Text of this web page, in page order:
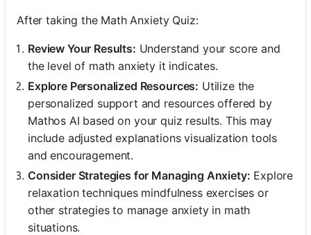
After taking the Math Anxiety Quiz:
Review Your Results: Understand your score and
the level of math anxiety it indicates.
Explore Personalized Resources: Utilize the
personalized support and resources offered by
Mathos AI based on your quiz results. This may
include adjusted explanations visualization tools
and encouragement.
Consider Strategies for Managing Anxiety: Explore
relaxation techniques mindfulness exercises or
other strategies to manage anxiety in math
situations.